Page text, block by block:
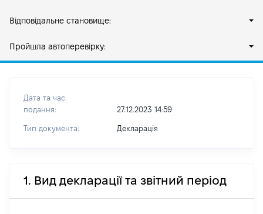
Відповідальне становище:
Пройшла автоперевірку:
Дата та час
подання:
27.12.2023 14:59
Тип документа: Декларація
1. Вид декларації та звітний період